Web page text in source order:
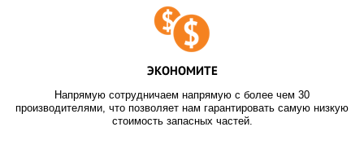
ЭКОНОМИТЕ
Напрямую сотрудничаем напрямую с более чем 30
производителями, что позволяет нам гарантировать самую низкую
стоимость запасных частей.